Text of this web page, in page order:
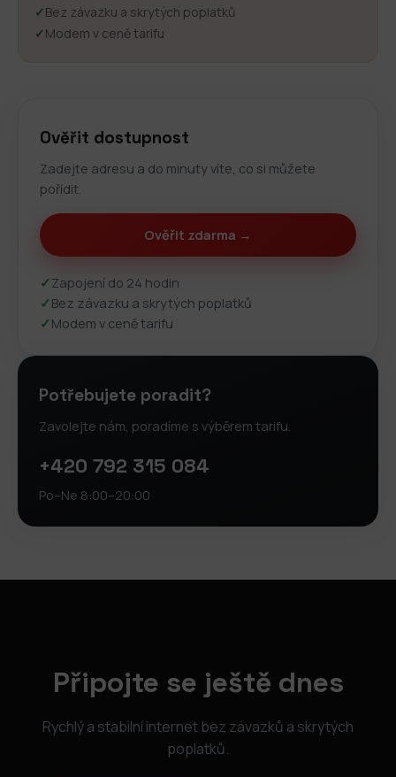
✓Bez závazku a skrytých poplatků
✓Modem v ceně tarifu
Ověřit dostupnost
Zadejte adresu a do minuty víte, co si můžete
pořídit.
Ověřit zdarma →
✓Zapojení do 24 hodin
✓Bez závazku a skrytých poplatků
✓Modem v ceně tarifu
Potřebujete poradit?
Zavolejte nám, poradíme s výběrem tarifu.
+420 792 315 084
Po–Ne 8:00–20:00
Připojte se ještě dnes
Rychlý a stabilní internet bez závazků a skrytých
poplatků.